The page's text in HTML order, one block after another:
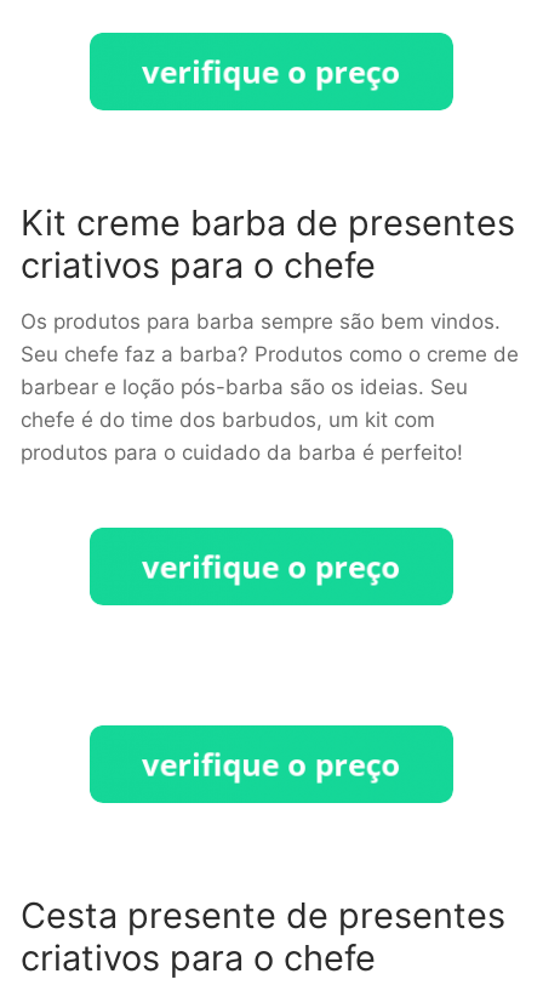
Kit creme barba de presentes
criativos para o chefe
Os produtos para barba sempre são bem vindos.
Seu chefe faz a barba? Produtos como o creme de
barbear e loção pós-barba são os ideias. Seu
chefe é do time dos barbudos, um kit com
produtos para o cuidado da barba é perfeito!
Cesta presente de presentes
criativos para o chefe